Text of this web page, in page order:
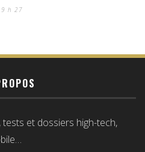
h 27
et dossiers high-tech,